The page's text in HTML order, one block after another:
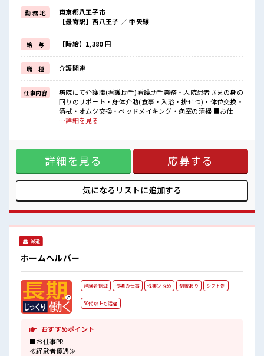
≪プライベートが充実する≫
場合によってはお願いすることもありますが、
残業はほとんどナシ！
≪動きやすい制服アリ≫
制服があるので、
毎日の服装の悩み解消♪
≪自分に向いている仕事が探せる≫
困った事などがあれば、
担当がしっかりサポートします！
■職場の雰囲気
残業は少なめ！
たまに残業するくらいなら…という方、
チョットだけの経験もしっかり活かせます！
勤 務 地
東京都八王子市
【最寄駅】西八王子 ／ 中央線
給 与 【時給】1,380 円
職 種 介護関連
仕事内容
病院にて介護職(看護助手)看護助手業務・入院患者さまの身の
回りのサポート・身体介助(食事・入浴・排せつ)・体位交換・
清拭・オムツ交換・ベッドメイキング・病室の清掃 ■お仕事
PR ≪経験者優遇≫ これまでの経験を活かしませんか？ ブラン
もありますが、 残業はほとんどナシ！ ≪動きやすい制服アリ
≫ 制服があるので、 毎日の服装の悩み解消♪ ≪自分に向いて
いる仕事が探せる≫ 困った事などがあれば、 担当がしっかり
サポートします！ ■職場の雰囲気 残業は少なめ！ たまに残業
するくらいなら…という方、 応募お待ちしております！ 経験
者歓迎☆ チョットだけの経験もしっかり活かせます！
…詳細を見る
詳細を見る 応募する
気になるリストに追加する
派遣
ホームヘルパー
経験者歓迎 長期の仕事 残業少なめ 制服あり シフト制
50代以上も活躍
おすすめポイント
■お仕事PR
≪経験者優遇≫